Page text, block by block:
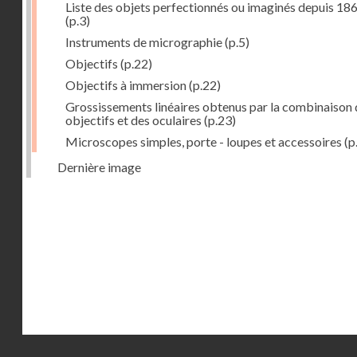
Liste des objets perfectionnés ou imaginés depuis
(p.3)
Instruments de micrographie(p.5)
Objectifs (p.22)
Objectifs à immersion(p.22)
Grossissements linéaires obtenus par la combinaison
objectifs et des oculaires (p.23)
Microscopes simples, porte - loupes et accessoires
Dernière image